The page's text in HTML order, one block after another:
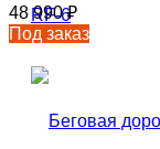
48 990₽
Под заказ